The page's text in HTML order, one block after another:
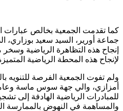
كما تقدمت الجمعية بخالص عبارات
جماعة أورير، السيد سعيد
إنجاح هذه التظاهرة الرياضية وسخر
لإنجاح هذه المحطة الرياضية
ولم تفوت الجمعية الفرصة للتنويه
أمزازي، والي جهة سوس ماسة وعامل
للمبادرات الرياضية الهادفة إلى
والمساهمة في النهوض بالممارسة